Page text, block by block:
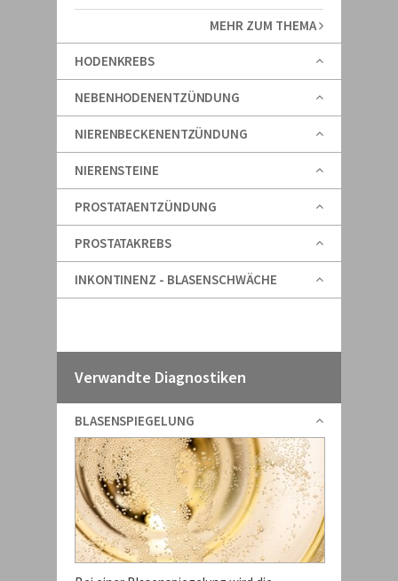
MEHR ZUM THEMA
HODENKREBS
NEBENHODENENTZÜNDUNG
NIERENBECKENENTZÜNDUNG
NIERENSTEINE
PROSTATAENTZÜNDUNG
PROSTATAKREBS
INKONTINENZ - BLASENSCHWÄCHE
Verwandte Diagnostiken
BLASENSPIEGELUNG